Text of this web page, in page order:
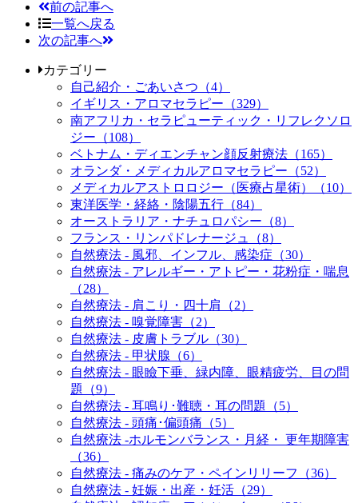
前の記事へ
一覧へ戻る
次の記事へ
カテゴリー
自己紹介・ごあいさつ（4）
イギリス・アロマセラピー（329）
南アフリカ・セラピューティック・リフレクソロ
ジー（108）
ベトナム・ディエンチャン顔反射療法（165）
オランダ・メディカルアロマセラピー（52）
メディカルアストロロジー（医療占星術）（10）
東洋医学・経絡・陰陽五行（84）
オーストラリア・ナチュロパシー（8）
フランス・リンパドレナージュ（8）
自然療法 - 風邪、インフル、感染症（30）
自然療法 - アレルギー・アトピー・花粉症・喘息
（28）
自然療法 - 肩こり・四十肩（2）
自然療法 - 嗅覚障害（2）
自然療法 - 皮膚トラブル（30）
自然療法 - 甲状腺（6）
自然療法 - 眼瞼下垂、緑内障、眼精疲労、目の問
題（9）
自然療法 - 耳鳴り･難聴・耳の問題（5）
自然療法 - 頭痛･偏頭痛（5）
自然療法 -ホルモンバランス・月経・ 更年期障害
（36）
自然療法 - 痛みのケア・ペインリリーフ（36）
自然療法 - 妊娠・出産・妊活（29）